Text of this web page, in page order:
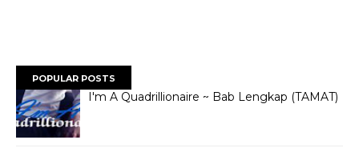
POPULAR POSTS
I'm A Quadrillionaire ~ Bab Lengkap (TAMAT)